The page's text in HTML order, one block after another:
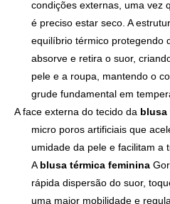
condições externas, uma vez
é preciso estar seco. A
equilíbrio térmico protegendo
absorve e retira o suor,
pele e a roupa, mantendo o
grude fundamental em
A face externa do tecido da blusa
micro poros artificiais que
umidade da pele e facilitam a
A blusa térmica feminina
rápida dispersão do suor,
uma maior mobilidade e